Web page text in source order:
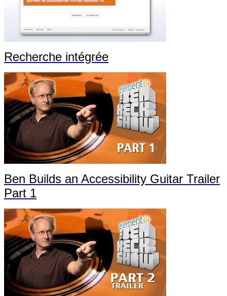
Recherche intégrée
Ben Builds an Accessibility Guitar Trailer
Part 1